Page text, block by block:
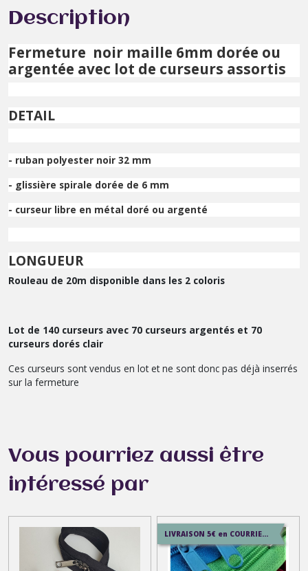
Description
Fermeture noir maille 6mm dorée ou
argentée avec lot de curseurs assortis
DETAIL
- ruban polyester noir 32 mm
- glissière spirale dorée de 6 mm
- curseur libre en métal doré ou argenté
LONGUEUR
Rouleau de 20m disponible dans les 2 coloris
Lot de 140 curseurs avec 70 curseurs argentés et 70
curseurs dorés clair
Ces curseurs sont vendus en lot et ne sont donc pas déjà inserrés
sur la fermeture
Vous pourriez aussi être
intéressé par
LIVRAISON 5€ en COURRIER SUIVI , 7.5€ en SERVICE+ , 12.9€ en COLISSIMO